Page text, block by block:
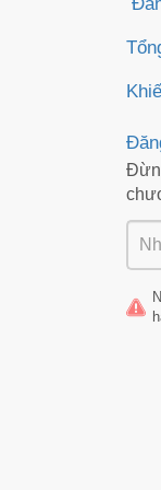
và căng mướt.
trước các tác
tăng độ bền bỉ
bệnh như: Xơ vữa
khỏe hơn. Nhờ
làm đẹp da kết
hợp.
và nhận sự trợ
thành phần sẽ